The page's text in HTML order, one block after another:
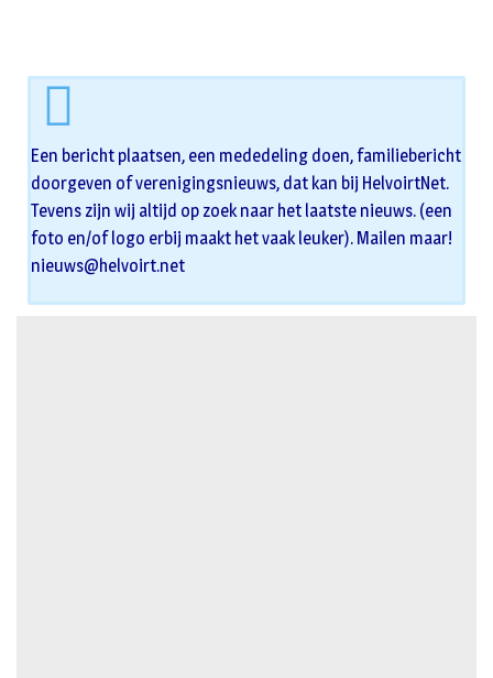
Een bericht plaatsen, een mededeling doen, familiebericht
doorgeven of verenigingsnieuws, dat kan bij HelvoirtNet.
Tevens zijn wij altijd op zoek naar het laatste nieuws. (een
foto en/of logo erbij maakt het vaak leuker). Mailen maar!
nieuws@helvoirt.net